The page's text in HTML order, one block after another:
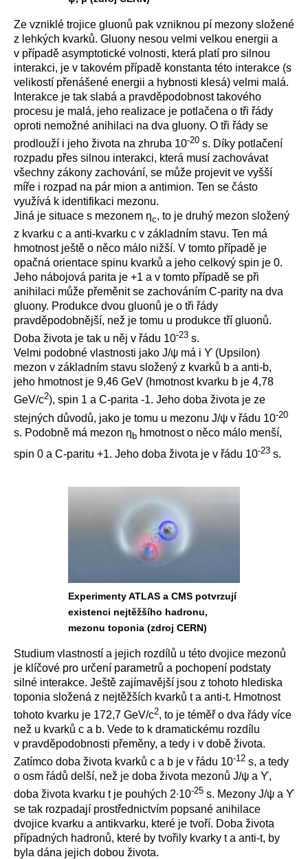
Ze vzniklé trojice gluonů pak vzniknou pí mezony složené
z lehkých kvarků. Gluony nesou velmi velkou energii a
v případě asymptotické volnosti, která platí pro silnou
interakci, je v takovém případě konstanta této interakce (s
velikostí přenášené energii a hybnosti klesá) velmi malá.
Interakce je tak slabá a pravděpodobnost takového
procesu je malá, jeho realizace je potlačena o tři řády
oproti nemožné anihilaci na dva gluony. O tři řády se
prodlouží i jeho života na zhruba 10-20 s. Díky potlačení
rozpadu přes silnou interakci, která musí zachovávat
všechny zákony zachování, se může projevit ve vyšší
míře i rozpad na pár mion a antimion. Ten se částo
využívá k identifikaci mezonu.
Jiná je situace s mezonem ηc, to je druhý mezon složený
z kvarku c a anti-kvarku c v základním stavu. Ten má
hmotnost ještě o něco málo nižší. V tomto případě je
opačná orientace spinu kvarků a jeho celkový spin je 0.
Jeho nábojová parita je +1 a v tomto případě se při
anihilaci může přeměnit se zachováním C-parity na dva
gluony. Produkce dvou gluonů je o tři řády
pravděpodobnější, než je tomu u produkce tří gluonů.
Doba života je tak u něj v řádu 10-23 s.
Velmi podobné vlastnosti jako J/ψ má i ϒ (Upsilon)
mezon v základním stavu složený z kvarků b a anti-b,
jeho hmotnost je 9,46 GeV (hmotnost kvarku b je 4,78
GeV/c2), spin 1 a C-parita -1. Jeho doba života je ze
stejných důvodů, jako je tomu u mezonu J/ψ v řádu 10-20
s. Podobně má mezon η b hmotnost o něco málo menší,
spin 0 a C-paritu +1. Jeho doba života je v řádu 10-23 s.
Experimenty ATLAS a CMS potvrzují
existenci nejtěžšího hadronu,
mezonu toponia (zdroj CERN)
Studium vlastností a jejich rozdílů u této dvojice mezonů
je klíčové pro určení parametrů a pochopení podstaty
silné interakce. Ještě zajímavější jsou z tohoto hlediska
toponia složená z nejtěžších kvarků t a anti-t. Hmotnost
tohoto kvarku je 172,7 GeV/c2, to je téměř o dva řády více
než u kvarků c a b. Vede to k dramatickému rozdílu
v pravděpodobnosti přeměny, a tedy i v době života.
Zatímco doba života kvarků c a b je v řádu 10-12 s, a tedy
o osm řádů delší, než je doba života mezonů J/ψ a ϒ,
doba života kvarku t je pouhých 2∙10-25 s. Mezony J/ψ a ϒ
se tak rozpadají prostřednictvím popsané anihilace
dvojice kvarku a antikvarku, které je tvoří. Doba života
případných hadronů, které by tvořily kvarky t a anti-t, by
byla dána jejich dobou života.